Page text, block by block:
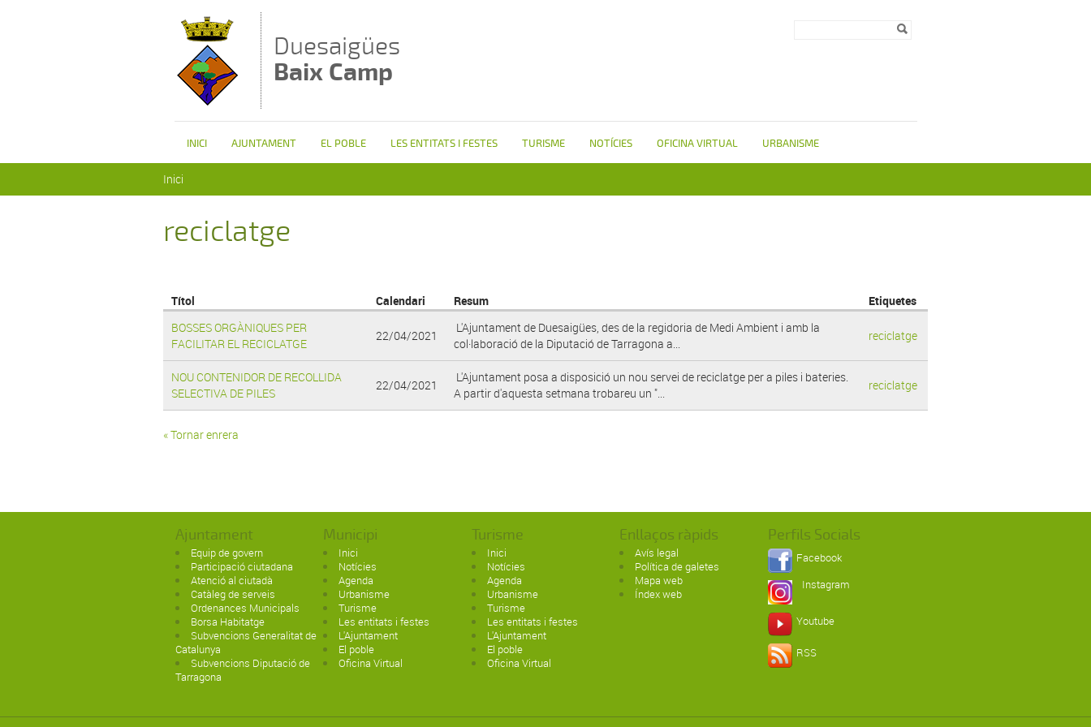
Duesaigües
Baix Camp
INICI AJUNTAMENT EL POBLE LES ENTITATS I FESTES TURISME NOTÍCIES OFICINA VIRTUAL URBANISME
Inici
reciclatge
Títol Calendari Resum
Etiquetes
BOSSES ORGÀNIQUES PER
FACILITAR EL RECICLATGE
22/04/2021
L'Ajuntament de Duesaigües, des de la regidoria de Medi Ambient i amb la
col·laboració de la Diputació de Tarragona a...
reciclatge
NOU CONTENIDOR DE RECOLLIDA
SELECTIVA DE PILES
22/04/2021
L'Ajuntament posa a disposició un nou servei de reciclatge per a piles i bateries.
A partir d'aquesta setmana trobareu un "...
reciclatge
« Tornar enrera
Ajuntament
Equip de govern
Participació ciutadana
Atenció al ciutadà
Catàleg de serveis
Ordenances Municipals
Borsa Habitatge
Subvencions Generalitat de
Catalunya
Subvencions Diputació de
Tarragona
Municipi
Inici
Notícies
Agenda
Urbanisme
Turisme
Les entitats i festes
L'Ajuntament
El poble
Oficina Virtual
Turisme
Inici
Notícies
Agenda
Urbanisme
Turisme
Les entitats i festes
L'Ajuntament
El poble
Oficina Virtual
Enllaços ràpids
Avís legal
Política de galetes
Mapa web
Índex web
Perfils Socials
Facebook
Instagram
Youtube
RSS